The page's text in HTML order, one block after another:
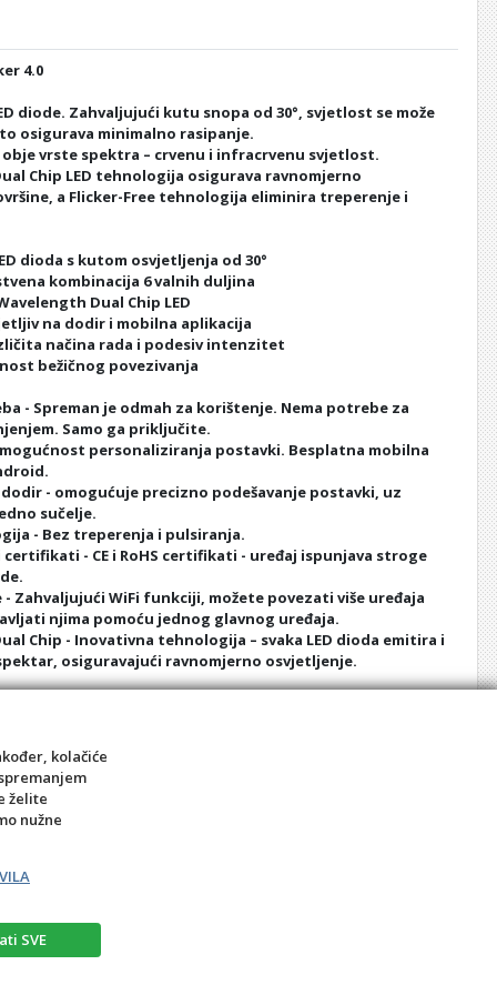
4.0
diode. Zahvaljujući kutu snopa od 30°, svjetlost se može
osigurava minimalno rasipanje.
vrste spektra – crvenu i infracrvenu svjetlost.
Chip LED tehnologija osigurava ravnomjerno
a Flicker-Free tehnologija eliminira treperenje i
dioda s kutom osvjetljenja od 30°
kombinacija 6 valnih duljina
Dual Chip LED
na dodir i mobilna aplikacija
načina rada i podesiv intenzitet
bežičnog povezivanja
- Spreman je odmah za korištenje. Nema potrebe za
Samo ga priključite.
personaliziranja postavki. Besplatna mobilna
- omogućuje precizno podešavanje postavki, uz
sučelje.
- Bez treperenja i pulsiranja.
- CE i RoHS certifikati - uređaj ispunjava stroge
- Zahvaljujući WiFi funkciji, možete povezati više uređaja
njima pomoću jednog glavnog uređaja.
Chip - Inovativna tehnologija – svaka LED dioda emitira i
osiguravajući ravnomjerno osvjetljenje.
dublje u mišiće, kosti, zglobove i organe.
Prigovor potrošača – reklamacije
kolačiće
želite
nužne
SVE